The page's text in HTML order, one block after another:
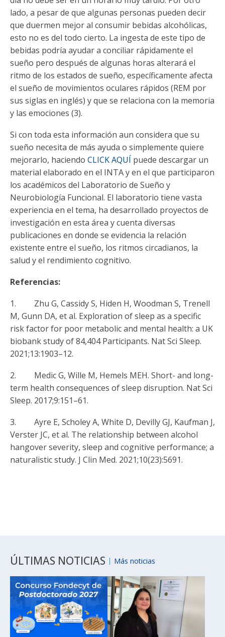
lado, a pesar de que algunas personas pueden decir
que duermen mejor al consumir bebidas alcohólicas,
esto no es del todo cierto. La ingesta de este tipo de
bebidas podría ayudar a conciliar rápidamente el
sueño pero después de algunas horas alterará el
ritmo de los estados de sueño, específicamente afecta
el sueño de movimientos oculares rápidos (REM por
sus siglas en inglés) y que se relaciona con la memoria
y las emociones (3).
Si con toda esta información aun considera que su
sueño necesita de más ayuda o simplemente quiere
mejorarlo, haciendo CLICK AQUÍ puede descargar un
material elaborado en el INTA y en el que participaron
los académicos del Laboratorio de Sueño y
Neurobiología Funcional. El laboratorio tiene vasta
experiencia en el tema, ha desarrollado proyectos de
investigación en esta área y cuenta diversas
publicaciones en donde se evidencia la relación
existente entre el sueño, los ritmos circadianos, la
salud y el rendimiento cognitivo.
Referencias:
1. Zhu G, Cassidy S, Hiden H, Woodman S, Trenell
M, Gunn DA, et al. Exploration of sleep as a specific
risk factor for poor metabolic and mental health: a UK
biobank study of 84,404 Participants. Nat Sci Sleep.
2021;13:1903–12.
2. Medic G, Wille M, Hemels MEH. Short- and long-
term health consequences of sleep disruption. Nat Sci
Sleep. 2017;9:151–61.
3. Ayre E, Scholey A, White D, Devilly GJ, Kaufman J,
Verster JC, et al. The relationship between alcohol
hangover severity, sleep and cognitive performance; a
naturalistic study. J Clin Med. 2021;10(23):5691.
ÚLTIMAS NOTICIAS Más noticias